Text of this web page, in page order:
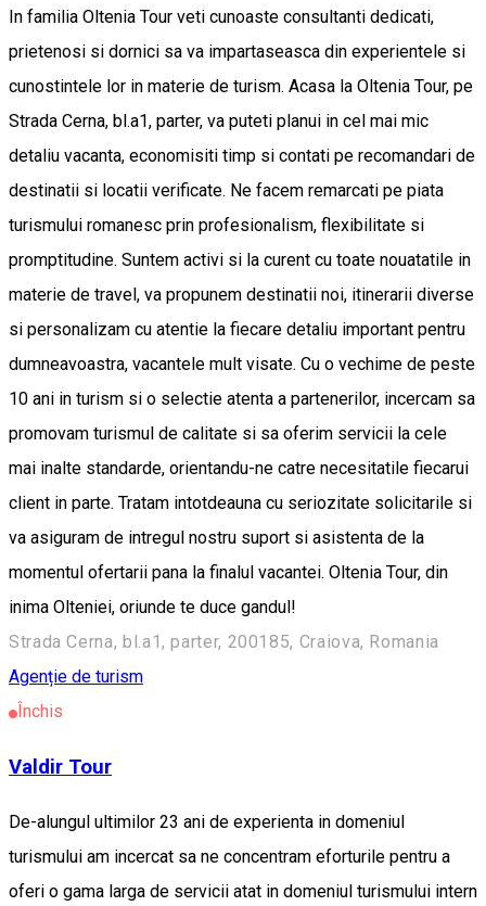
In familia Oltenia Tour veti cunoaste consultanti dedicati,
prietenosi si dornici sa va impartaseasca din experientele si
cunostintele lor in materie de turism. Acasa la Oltenia Tour, pe
Strada Cerna, bl.a1, parter, va puteti planui in cel mai mic
detaliu vacanta, economisiti timp si contati pe recomandari de
destinatii si locatii verificate. Ne facem remarcati pe piata
turismului romanesc prin profesionalism, flexibilitate si
promptitudine. Suntem activi si la curent cu toate nouatatile in
materie de travel, va propunem destinatii noi, itinerarii diverse
si personalizam cu atentie la fiecare detaliu important pentru
dumneavoastra, vacantele mult visate. Cu o vechime de peste
10 ani in turism si o selectie atenta a partenerilor, incercam sa
promovam turismul de calitate si sa oferim servicii la cele
mai inalte standarde, orientandu-ne catre necesitatile fiecarui
client in parte. Tratam intotdeauna cu seriozitate solicitarile si
va asiguram de intregul nostru suport si asistenta de la
momentul ofertarii pana la finalul vacantei. Oltenia Tour, din
inima Olteniei, oriunde te duce gandul!
Strada Cerna, bl.a1, parter, 200185, Craiova, Romania
Agenție de turism
Închis
Valdir Tour
De-alungul ultimilor 23 ani de experienta in domeniul
turismului am incercat sa ne concentram eforturile pentru a
oferi o gama larga de servicii atat in domeniul turismului intern